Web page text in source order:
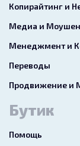
Копирайтинг и
Медиа и Моушен
Менеджмент и
Переводы
Продвижение и
Бутик
Помощь